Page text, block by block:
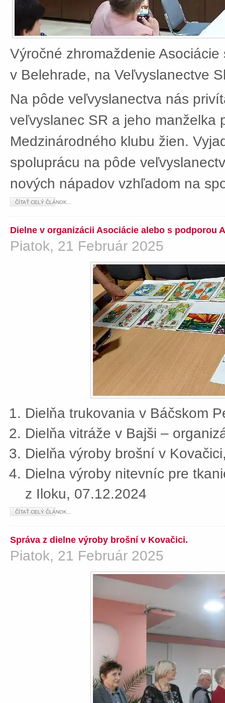
Výročné zhromaždenie
v Belehrade, na Veľvyslanectve
Na pôde veľvyslanectva nás
veľvyslanec SR a jeho manželka
Medzinárodného klubu žien.
spoluprácu na pôde
nových nápadov vzhľadom na
ČÍTAŤ CELÝ ČLÁNOK...
Dielne v organizácii Asociácie alebo s podporou
Piatok, 21 Február 2025
Dielňa trukovania v Báčskom
Dielňa vitráže v Bajši –
Dielňa výroby brošní v
Dielna výroby nitevníc pre
z Iloku, 07.12.2024
ČÍTAŤ CELÝ ČLÁNOK...
Správa z dielne výroby brošní v Kovačici.
Piatok, 21 Február 2025